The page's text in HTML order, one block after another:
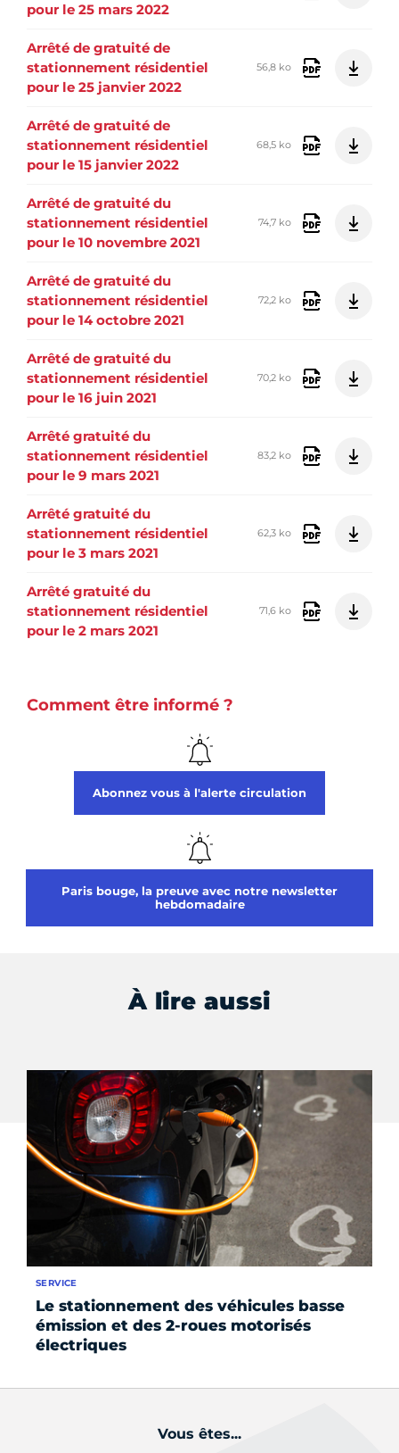
pour le 25 mars 2022
Arrêté de gratuité de
stationnement résidentiel
pour le 25 janvier 2022
56,8 ko
Arrêté de gratuité de
stationnement résidentiel
pour le 15 janvier 2022
68,5 ko
Arrêté de gratuité du
stationnement résidentiel
pour le 10 novembre 2021
74,7 ko
Arrêté de gratuité du
stationnement résidentiel
pour le 14 octobre 2021
72,2 ko
Arrêté de gratuité du
stationnement résidentiel
pour le 16 juin 2021
70,2 ko
Arrêté gratuité du
stationnement résidentiel
pour le 9 mars 2021
83,2 ko
Arrêté gratuité du
stationnement résidentiel
pour le 3 mars 2021
62,3 ko
Arrêté gratuité du
stationnement résidentiel
pour le 2 mars 2021
71,6 ko
Comment être informé ?
Abonnez vous à l'alerte circulation
Paris bouge, la preuve avec notre newsletter
hebdomadaire
À lire aussi
Le stationnement des véhicules basse
émission et des 2-roues motorisés
électriques
SERVICE
Vous êtes...